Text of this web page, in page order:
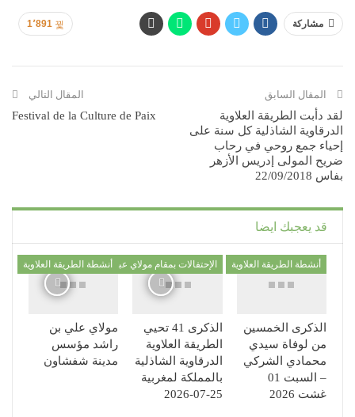
1٬891 مشاركة
المقال السابق
لقد دأبت الطريقة العلاوية
الدرقاوية الشاذلية كل سنة على
إحياء جمع روحي في رحاب
ضريح المولى إدريس الأزهر
بفاس 22/09/2018
المقال التالي
Festival de la Culture de Paix
قد يعجبك ايضا
أنشطة الطريقة العلاوية
الذكرى الخمسين
من لوفاة سيدي
محمادي الشركي
– السبت 01
غشت 2026
الإحتفالات بمقام مولاي عبد السلام ابن مشيش
الذكرى 41 تحيي
الطريقة العلاوية
الدرقاوية الشاذلية
بالمملكة لمغربية
25-07-2026
أنشطة الطريقة العلاوية
مولاي علي بن
راشد مؤسس
مدينة شفشاون